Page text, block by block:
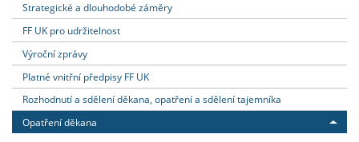
Strategické a dlouhodobé záměry
FF UK pro udržitelnost
Výroční zprávy
Platné vnitřní předpisy FF UK
Rozhodnutí a sdělení děkana, opatření a sdělení tajemníka
Opatření děkana